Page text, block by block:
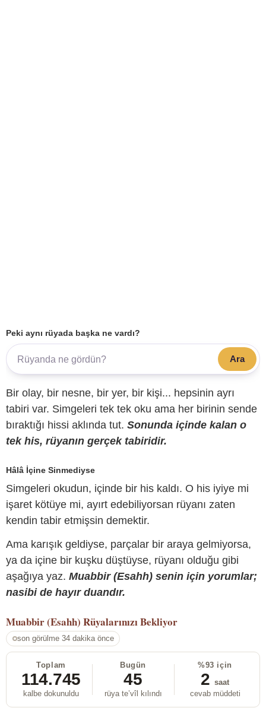
Peki aynı rüyada başka ne vardı?
Ara
Bir olay, bir nesne, bir yer, bir kişi... hepsinin ayrı
tabiri var. Simgeleri tek tek oku ama her birinin sende
bıraktığı hissi aklında tut. Sonunda içinde kalan o
tek his, rüyanın gerçek tabiridir.
Hâlâ İçine Sinmediyse
Simgeleri okudun, içinde bir his kaldı. O his iyiye mi
işaret kötüye mi, ayırt edebiliyorsan rüyanı zaten
kendin tabir etmişsin demektir.
Ama karışık geldiyse, parçalar bir araya gelmiyorsa,
ya da içine bir kuşku düştüyse, rüyanı olduğu gibi
aşağıya yaz. Muabbir (Esahh) senin için yorumlar;
nasibi de hayır duandır.
Muabbir (Esahh) Rüyalarınızı Bekliyor
son görülme 34 dakika önce
Toplam
114.745
kalbe dokunuldu
Bugün
45
rüya te’vîl kılındı
%93 için
2 saat
cevab müddeti